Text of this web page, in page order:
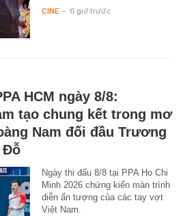
CINE - 6 giờ trước
HCM ngày 8/8:
tạo chung kết trong mơ
Nam đối đầu Trương
Đỗ
Ngày thi đấu 8/8 tại PPA Ho Chi
Minh 2026 chứng kiến màn trình
diễn ấn tượng của các tay vợt
Việt Nam.